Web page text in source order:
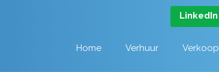
LinkedIn
Home Verhuur Verkoop